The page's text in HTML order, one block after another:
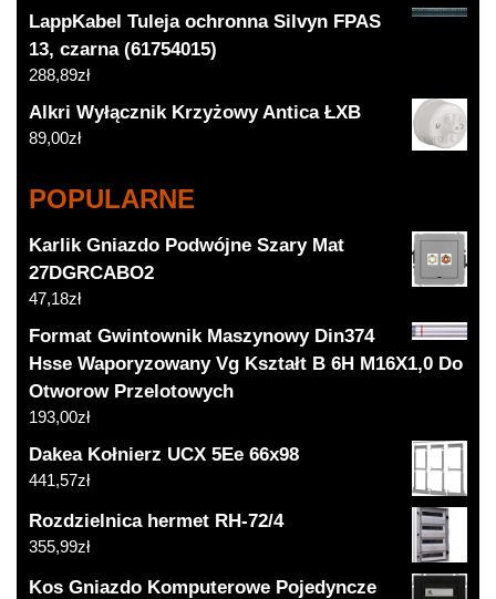
LappKabel Tuleja ochronna Silvyn FPAS
13, czarna (61754015)
288,89zł
Alkri Wyłącznik Krzyżowy Antica ŁXB
89,00zł
POPULARNE
Karlik Gniazdo Podwójne Szary Mat
27DGRCABO2
47,18zł
Format Gwintownik Maszynowy Din374
Hsse Waporyzowany Vg Kształt B 6H M16X1,0 Do
Otworow Przelotowych
193,00zł
Dakea Kołnierz UCX 5Ee 66x98
441,57zł
Rozdzielnica hermet RH-72/4
355,99zł
Kos Gniazdo Komputerowe Pojedyncze